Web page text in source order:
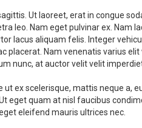
Ut laoreet, erat in congue
leo. Nam eget pulvinar ex.
lacus aliquam felis. Integer
placerat. Nam venenatis varius
nunc, at auctor velit velit
ex scelerisque, mattis neque
eget quam at nisl faucibus
eleifend mauris ultrices nec.